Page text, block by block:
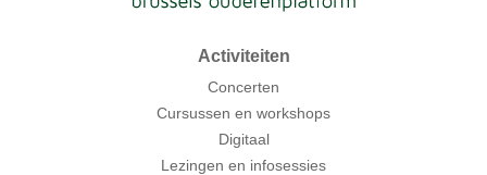
Activiteiten
Concerten
Cursussen en workshops
Digitaal
Lezingen en infosessies